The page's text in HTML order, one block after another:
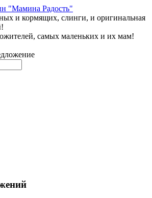
и кормящих, слинги, и оригинальная
самых маленьких и их мам!